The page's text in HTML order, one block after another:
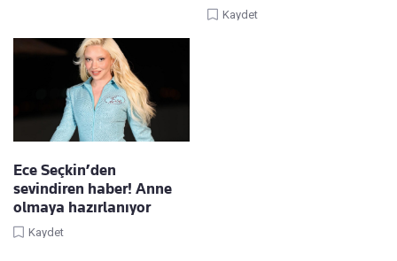
Kaydet
Ece Seçkin’den
sevindiren haber! Anne
olmaya hazırlanıyor
Kaydet